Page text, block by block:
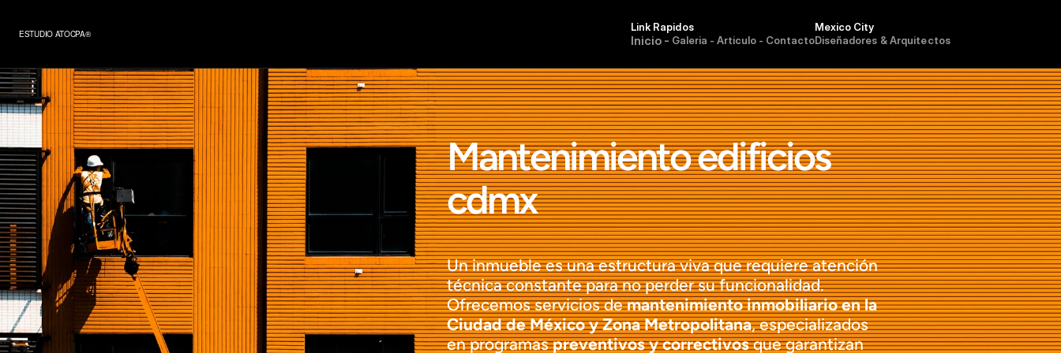
ESTUDIO ATOCPA®
Link Rapidos
Inicio - Galeria - Articulo - Contacto
Mexico City
Diseñadores & Arquitectos
Mantenimiento edificios
cdmx
Un inmueble es una estructura viva que requiere atención
técnica constante para no perder su funcionalidad.
Ofrecemos servicios de mantenimiento inmobiliario en la
Ciudad de México y Zona Metropolitana, especializados
en programas preventivos y correctivos que garantizan